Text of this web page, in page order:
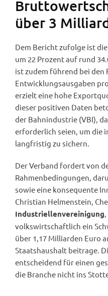
über 3
Dem Bericht zufolge ist
um 22 Prozent auf rund
ist zudem führend bei den
Entwicklungsausgaben
erzielt eine hohe
dieser positiven Daten
der Bahnindustrie (VBI),
erforderlich seien, um die
langfristig zu sichern.
Der Verband fordert von
Rahmenbedingungen,
sowie eine konsequente
Christian Helmenstein,
Industriellenvereinigung
volkswirtschaftlich ein
über 1,17 Milliarden Euro
Staatshaushalt beitrage.
entscheidend für einen
die Branche nicht ins